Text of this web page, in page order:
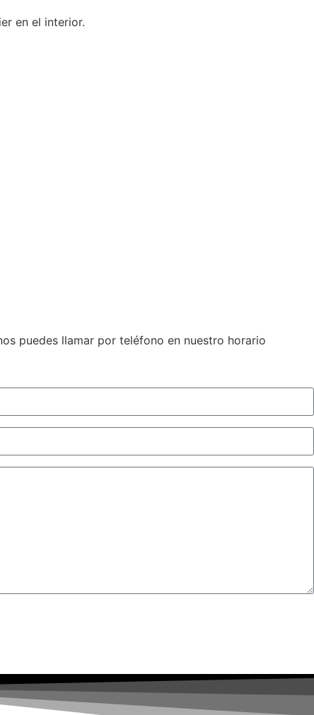
en el interior.
puedes llamar por teléfono en nuestro horario